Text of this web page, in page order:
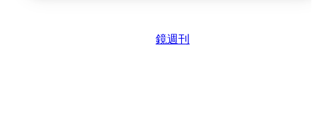
鏡週刊